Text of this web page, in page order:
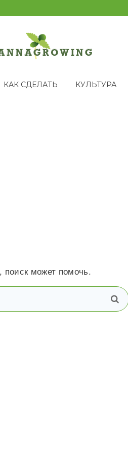
КАК СДЕЛАТЬ КУЛЬТУРА
может помочь.